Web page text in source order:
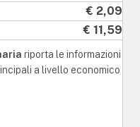
€ 2,09
€ 11,59
riporta le informazioni
a livello economico